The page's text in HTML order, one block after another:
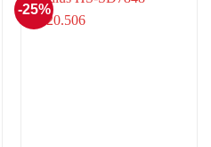
-25%